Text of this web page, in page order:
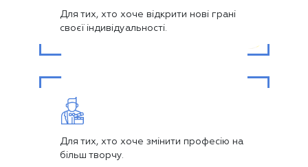
Для тих, хто хоче відкрити нові грані
своєї індивідуальності.
Для тих, хто хоче змінити професію на
більш творчу.